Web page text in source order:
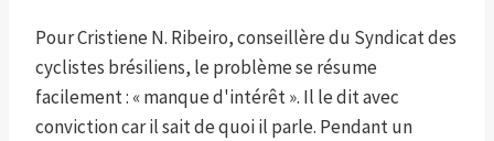
Pour Cristiene N. Ribeiro, conseillère du Syndicat des
cyclistes brésiliens, le problème se résume
facilement : « manque d'intérêt ». Il le dit avec
conviction car il sait de quoi il parle. Pendant un